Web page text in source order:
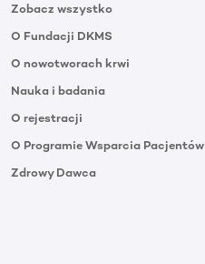
Zobacz wszystko
O Fundacji DKMS
O nowotworach krwi
Nauka i badania
O rejestracji
O Programie Wsparcia Pacjentów
Zdrowy Dawca